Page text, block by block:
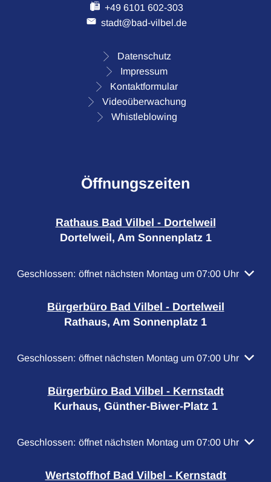
+49 6101 602-303
stadt@bad-vilbel.de
Datenschutz
Impressum
Kontaktformular
Videoüberwachung
Whistleblowing
Öffnungszeiten
Rathaus Bad Vilbel - Dortelweil
Dortelweil, Am Sonnenplatz 1
Klicken, um weitere Öffnungs- oder Schließzeiten
Geschlossen: öffnet nächsten Montag um 07:00 Uhr
Bürgerbüro Bad Vilbel - Dortelweil
Rathaus, Am Sonnenplatz 1
Klicken, um weitere Öffnungs- oder Schließzeiten
Geschlossen: öffnet nächsten Montag um 07:00 Uhr
Bürgerbüro Bad Vilbel - Kernstadt
Kurhaus, Günther-Biwer-Platz 1
Klicken, um weitere Öffnungs- oder Schließzeiten
Geschlossen: öffnet nächsten Montag um 07:00 Uhr
Wertstoffhof Bad Vilbel - Kernstadt